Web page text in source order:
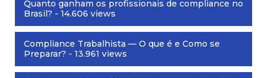
Quanto ganham os profissionais de compliance no
Brasil? - 14.606 views
Compliance Trabalhista — O que é e Como se
Preparar? - 13.961 views